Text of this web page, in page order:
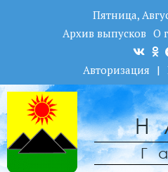
Пятница,
Архив выпусков О
Авторизация |